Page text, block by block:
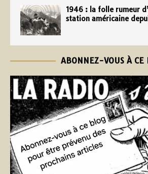
1946 : la folle rumeur
station américaine
ABONNEZ-VOUS À CE